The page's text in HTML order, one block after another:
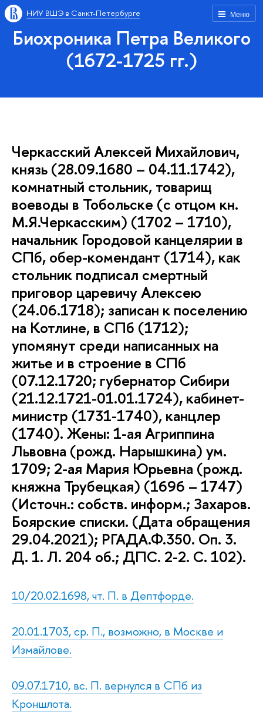
Меню
НИУ ВШЭ в Санкт-Петербурге
Биохроника Петра Великого
(1672-1725 гг.)
Черкасский Алексей Михайлович,
князь (28.09.1680 – 04.11.1742),
комнатный стольник, товарищ
воеводы в Тобольске (с отцом кн.
М.Я.Черкасским) (1702 – 1710),
начальник Городовой канцелярии в
СПб, обер-комендант (1714), как
стольник подписал смертный
приговор царевичу Алексею
(24.06.1718); записан к поселению
на Котлине, в СПб (1712);
упомянут среди написанных на
житье и в строение в СПб
(07.12.1720; губернатор Сибири
(21.12.1721-01.01.1724), кабинет-
министр (1731-1740), канцлер
(1740). Жены: 1-ая Агриппина
Львовна (рожд. Нарышкина) ум.
1709; 2-ая Мария Юрьевна (рожд.
княжна Трубецкая) (1696 – 1747)
(Источн.: собств. информ.; Захаров.
Боярские списки. (Дата обращения
29.04.2021); РГАДА.Ф.350. Оп. 3.
Д. 1. Л. 204 об.; ДПС. 2-2. С. 102).
10/20.02.1698, чт. П. в Дептфорде.
20.01.1703, ср. П., возможно, в Москве и
Измайлове.
09.07.1710, вс. П. вернулся в СПб из
Кроншлота.